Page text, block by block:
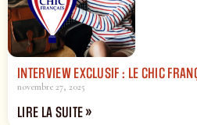
INTERVIEW EXCLUSIF : LE CHIC
novembre 27, 2025
LIRE LA SUITE »